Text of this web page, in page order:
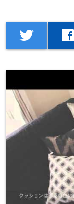
twitter facebook